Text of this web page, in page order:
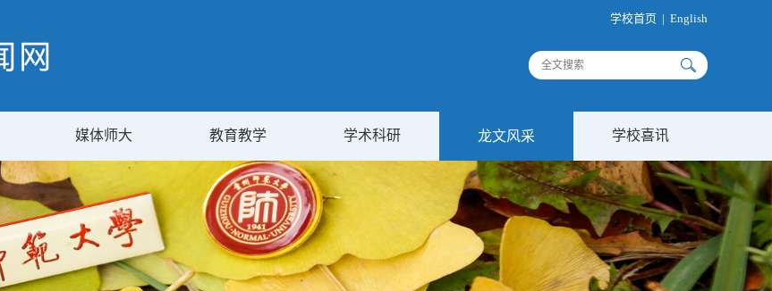
学校首页 | English
媒体师大 教育教学 学术科研 龙文风采 学校喜讯